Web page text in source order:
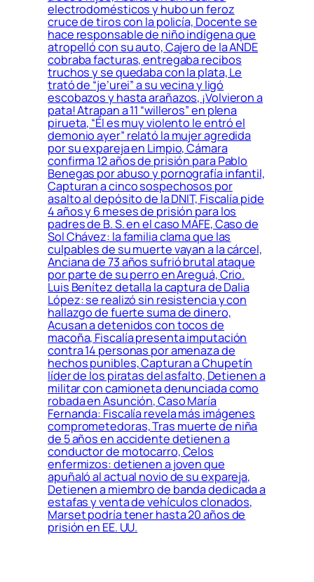
electrodomésticos y hubo un feroz
cruce de tiros con la policía, Docente se
hace responsable de niño indígena que
atropelló con su auto, Cajero de la ANDE
cobraba facturas, entregaba recibos
truchos y se quedaba con la plata, Le
trató de “je’urei” a su vecina y ligó
escobazos y hasta arañazos, ¡Volvieron a
pata! Atrapan a 11 “willeros” en plena
pirueta, “Él es muy violento le entró el
demonio ayer” relató la mujer agredida
por su expareja en Limpio, Cámara
confirma 12 años de prisión para Pablo
Benegas por abuso y pornografía infantil,
Capturan a cinco sospechosos por
asalto al depósito de la DNIT, Fiscalía pide
4 años y 6 meses de prisión para los
padres de B. S. en el caso MAFE, Caso de
Sol Chávez: la familia clama que las
culpables de su muerte vayan a la cárcel,
Anciana de 73 años sufrió brutal ataque
por parte de su perro en Areguá, Crio.
Luis Benítez detalla la captura de Dalia
López: se realizó sin resistencia y con
hallazgo de fuerte suma de dinero,
Acusan a detenidos con tocos de
macoña, Fiscalía presenta imputación
contra 14 personas por amenaza de
hechos punibles, Capturan a Chupetín
líder de los piratas del asfalto, Detienen a
militar con camioneta denunciada como
robada en Asunción, Caso María
Fernanda: Fiscalía revela más imágenes
comprometedoras, Tras muerte de niña
de 5 años en accidente detienen a
conductor de motocarro, Celos
enfermizos: detienen a joven que
apuñaló al actual novio de su expareja,
Detienen a miembro de banda dedicada a
estafas y venta de vehículos clonados,
Marset podría tener hasta 20 años de
prisión en EE. UU.